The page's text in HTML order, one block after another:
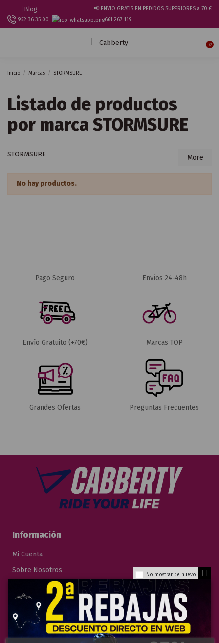
No mostrar de nuevo
Blog
📢 ENVIO GRATIS EN PEDIDOS SUPERIORES a 70 €
952 36 35 00
661 267 119
0
Inicio Marcas STORMSURE
Listado de productos
por marca STORMSURE
STORMSURE More
No hay productos.
Pago Seguro Envíos 24-48h
Envío Gratuito (+70€) Marcas TOP
Grandes Ofertas Preguntas Frecuentes
Información
Mi Cuenta
Sobre Nosotros
Contacto
Términos y Condiciones de Venta